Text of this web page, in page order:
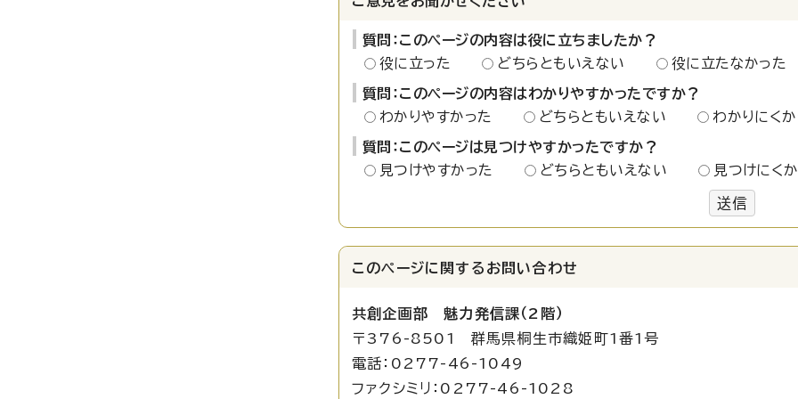
質問：このページの内容は役に立ちましたか？
役に立った
どちらともいえない 役に立たなかった
質問：このページの内容はわかりやすかったですか？
わかりやすかった
どちらともいえない わかりにくか
質問：このページは見つけやすかったですか？
見つけやすかった
どちらともいえない 見つけにく
送信
このページに関する お問い合わせ
共創企画部 魅力発信課（2階）
〒376-8501 群馬県桐生市織姫町1番1号
電話：0277-46-1049
ファクシミリ：0277-46-1028